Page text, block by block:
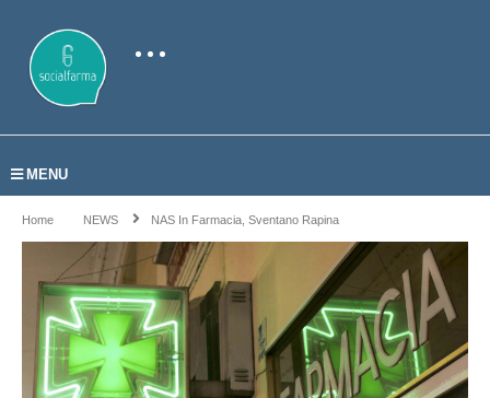
MENU
Home NEWS NAS In Farmacia, Sventano Rapina